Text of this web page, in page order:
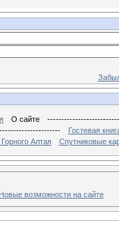
О сайте
Гостевая
Алтая Спутниковые
Новые возможности на сайте